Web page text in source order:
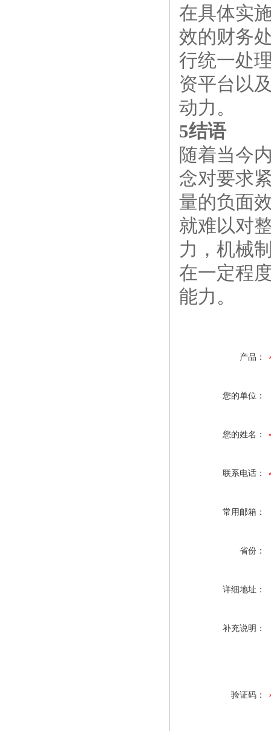
在具体实
效的财务
行统一处
资平台以
动力。
5结语
随着当今
念对要求
量的负面
就难以对
力，机械
在一定程
能力。
产品：
您的单位：
您的姓名：
联系电话：
常用邮箱：
省份：
详细地址：
补充说明：
验证码：